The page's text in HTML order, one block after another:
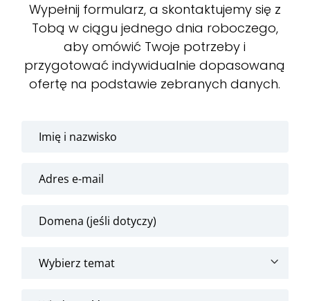
Wypełnij formularz, a skontaktujemy się z
Tobą w ciągu jednego dnia roboczego,
aby omówić Twoje potrzeby i
przygotować indywidualnie dopasowaną
ofertę na podstawie zebranych danych.